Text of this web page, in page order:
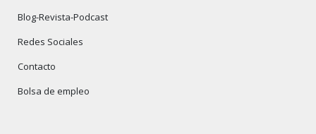
Blog-Revista-Podcast
Redes Sociales
Contacto
Bolsa de empleo